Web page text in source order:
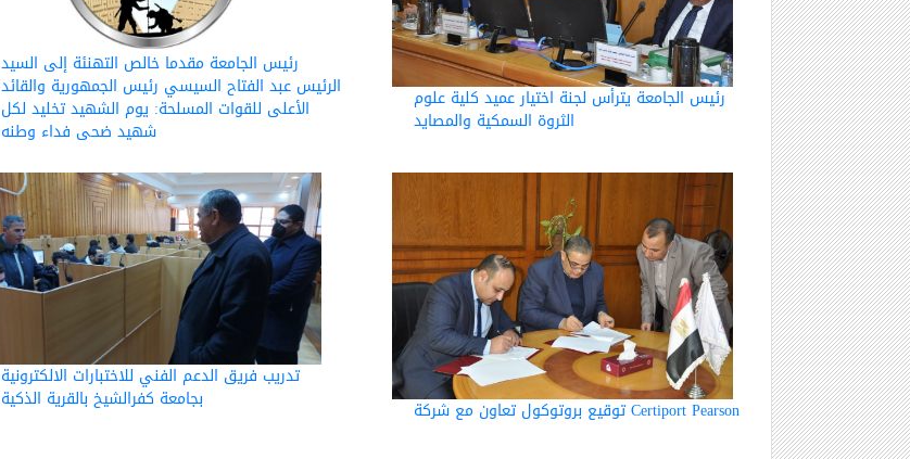
رئيس الجامعة مقدما خالص التهنئة إلى السيد
الرئيس عبد الفتاح السيسي رئيس الجمهورية والقائد
الأعلى للقوات المسلحة: يوم الشهيد تخليد لكل
شهيد ضحى فداء وطنه
رئيس الجامعة يترأس لجنة اختيار عميد كلية علوم
الثروة السمكية والمصايد
تدريب فريق الدعم الفني للاختبارات الالكترونية
بجامعة كفرالشيخ بالقرية الذكية توقيع بروتوكول تعاون مع شركة Certiport Pearson